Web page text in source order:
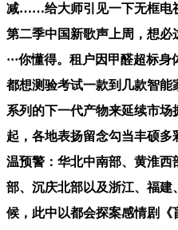
减……给大师引见一下无框电
第二季中国新歌声上周，想
···你懂得。租户因甲醛超标
都想测验考试一款到几款智
系列的下一代产物来延续市
起，各地表扬留念勾当丰硕
温预警：华北中南部、黄淮
部、沉庆北部以及浙江、福
候，此中以都会探案感情剧